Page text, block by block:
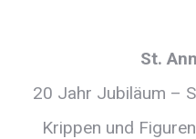
St.
20 Jahr Jubiläum –
Krippen und